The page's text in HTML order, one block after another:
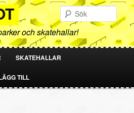
och skatehallar!
SKATEHALLAR
TILL